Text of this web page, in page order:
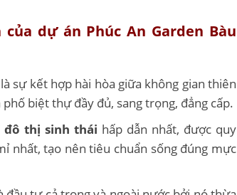
dự án Phúc An Garden Bàu
sự kết hợp hài hòa giữa không gian thiên
biệt thự đầy đủ, sang trọng, đẳng cấp.
đô thị sinh thái hấp dẫn nhất, được quy
nhất, tạo nên tiêu chuẩn sống đúng mực